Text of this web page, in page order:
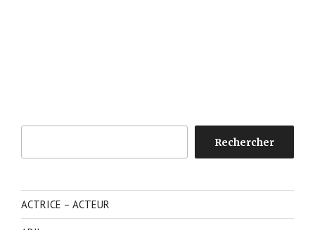
Rechercher
ACTRICE – ACTEUR